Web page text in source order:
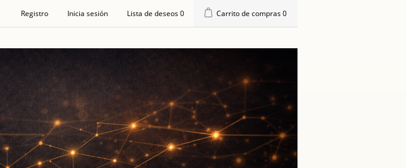
Registro Inicia sesión Lista de deseos0 Carrito de compras0